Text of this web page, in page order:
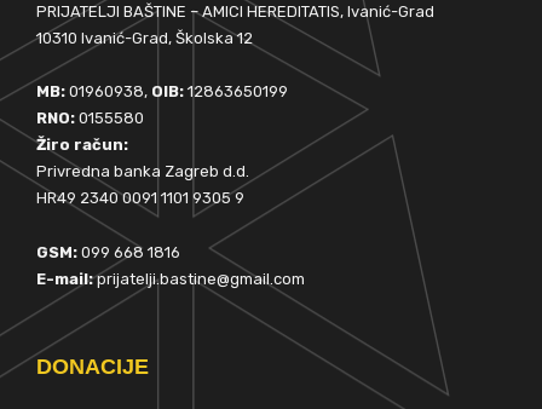
PRIJATELJI BAŠTINE – AMICI HEREDITATIS, Ivanić-Grad
10310 Ivanić-Grad, Školska 12
MB: 01960938, OIB: 12863650199
RNO: 0155580
Žiro račun:
Privredna banka Zagreb d.d.
HR49 2340 0091 1101 9305 9
GSM: 099 668 1816
E-mail:prijatelji.bastine@gmail.com
DONACIJE